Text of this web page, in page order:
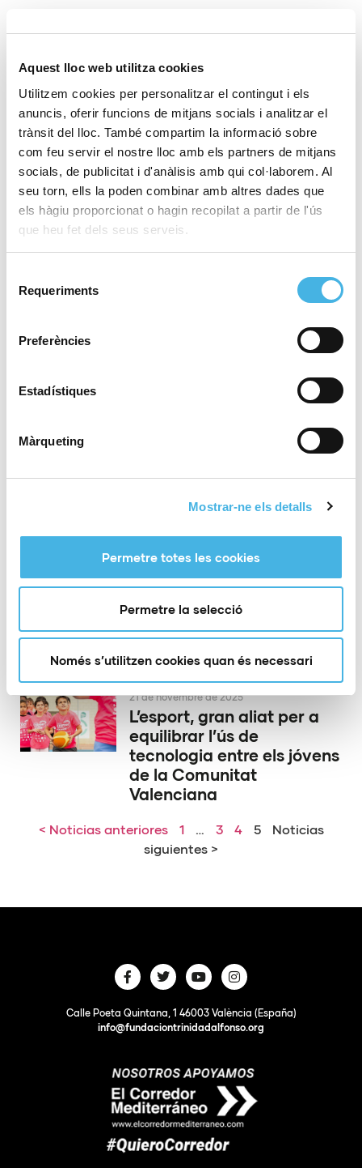
Aquest lloc web utilitza cookies
Utilitzem cookies per personalitzar el contingut i els
anuncis, oferir funcions de mitjans socials i analitzar el
trànsit del lloc. També compartim la informació sobre
com feu servir el nostre lloc amb els partners de mitjans
socials, de publicitat i d'anàlisis amb qui col·laborem. Al
seu torn, ells la poden combinar amb altres dades que
els hàgiu proporcionat o hagin recopilat a partir de l'ús
que heu fet dels seus serveis.
Requeriments
Preferències
Estadístiques
Màrqueting
Mostrar-ne els detalls
Permetre totes les cookies
Permetre la selecció
Només s’utilitzen cookies quan és necessari
inicia la seua història a
Europa
9 de desembre de 2025
Una Marató València cada
any més històrica: més de
30.000 finishers i una
marca mundial de l’any
8 de desembre de 2025
la marató ja estan obertes
taekwondo i rugbi inclusiu
l’Esport
Castelló va coronar a les
campiones del Nacional
Base i la Copa d’Espanya
de gimnasia rítmica per
conjunts
26 de novembre de 2025
L’esport, gran aliat per a
equilibrar l’ús de
tecnologia entre els jóvens
de la Comunitat
Valenciana
21 de novembre de 2025
< Noticias anteriores 1 … 3 4 5
Noticias
siguientes >
Calle Poeta Quintana, 1 46003 València (España)
info@fundaciontrinidadalfonso.org